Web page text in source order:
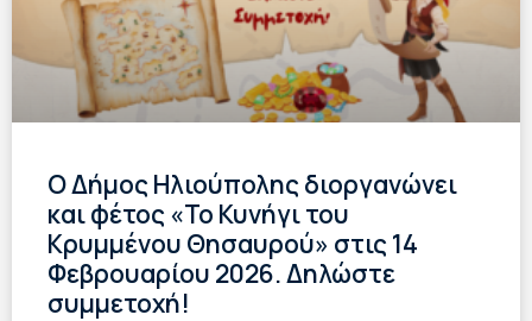
Ο Δήμος Ηλιούπολης διοργανώνει
και φέτος «Το Κυνήγι του
Κρυμμένου Θησαυρού» στις 14
Φεβρουαρίου 2026. Δηλώστε
συμμετοχή!